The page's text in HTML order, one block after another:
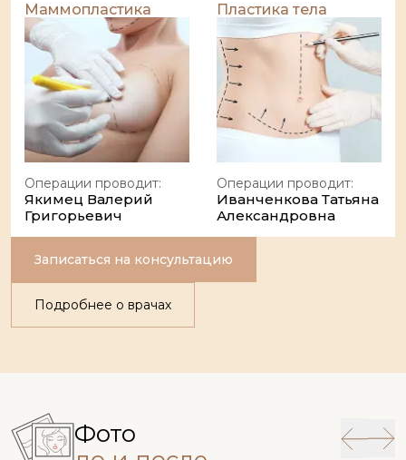
Маммопластика
Операции проводит:
Якимец Валерий
Григорьевич
Пластика тела
Операции проводит:
Иванченкова Татьяна
Александровна
Записаться на консультацию
Подробнее о врачах
Фото